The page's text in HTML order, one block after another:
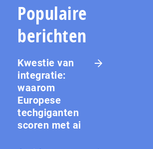
Populaire
berichten
Kwestie van
integratie:
waarom
Europese
techgiganten
scoren met ai